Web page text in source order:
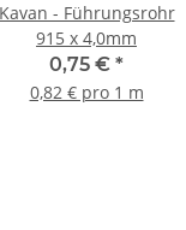
Kavan - Führungsrohr
915 x 4,0mm
0,75 € *
0,82 € pro 1 m